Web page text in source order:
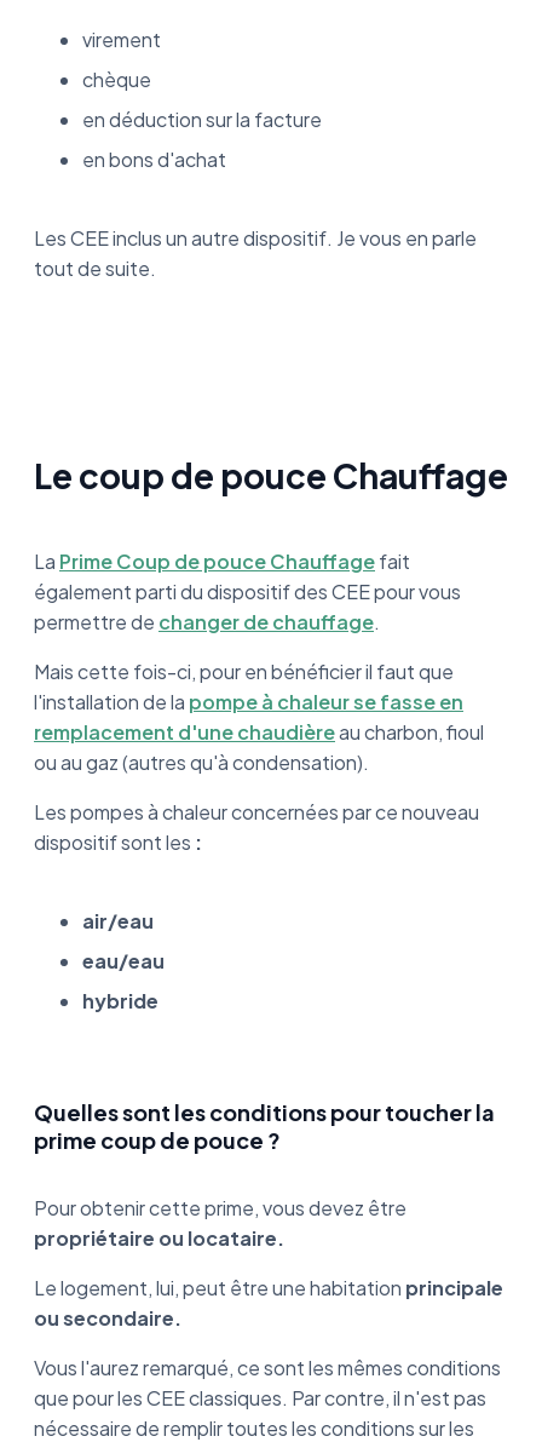
virement
chèque
en déduction sur la facture
en bons d'achat
Les CEE inclus un autre dispositif. Je vous en parle
tout de suite.
Le coup de pouce Chauffage
La Prime Coup de pouce Chauffagefait
également parti du dispositif des CEE pour vous
permettre de changer de chauffage.
Mais cette fois-ci, pour en bénéficier il faut que
l'installation de la pompe à chaleur se fasse en
remplacement d'une chaudièreau charbon, fioul
ou au gaz (autres qu'à condensation).
Les pompes à chaleur concernées par ce nouveau
dispositif sont les :
air/eau
eau/eau
hybride
Quelles sont les conditions pour toucher la
prime coup de pouce ?
Pour obtenir cette prime, vous devez être
propriétaire ou locataire.
Le logement, lui, peut être une habitation principale
ou secondaire.
Vous l'aurez remarqué, ce sont les mêmes conditions
que pour les CEE classiques. Par contre, il n'est pas
nécessaire de remplir toutes les conditions sur les